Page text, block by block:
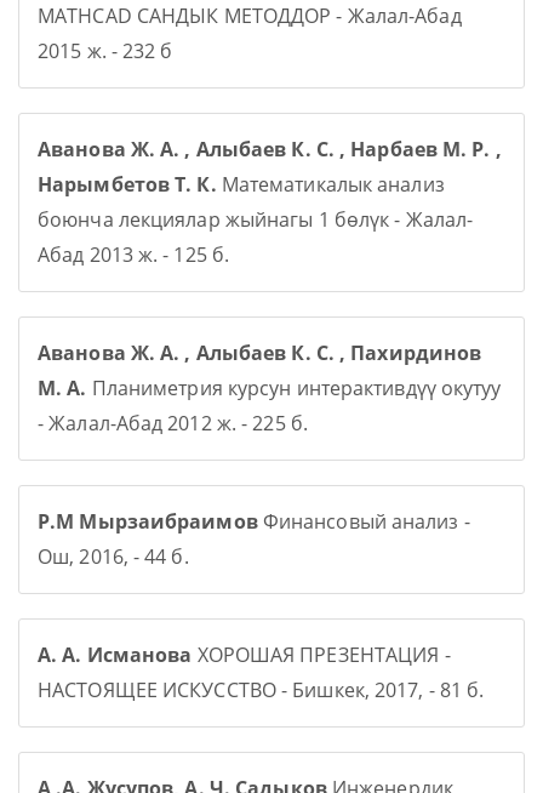
MATHCAD САНДЫК МЕТОДДОР - Жалал-Абад
2015 ж. - 232 б
Аванова Ж. А. , Алыбаев К. С. , Нарбаев М. Р. ,
Нарымбетов Т. К. Математикалык анализ
боюнча лекциялар жыйнагы 1 бөлүк - Жалал-
Абад 2013 ж. - 125 б.
Аванова Ж. А. , Алыбаев К. С. , Пахирдинов
М. А. Планиметрия курсун интерактивдүү окутуу
- Жалал-Абад 2012 ж. - 225 б.
Р.М МырзаибраимовФинансовый анализ -
Ош, 2016, - 44 б.
А. А. Исманова ХОРОШАЯ ПРЕЗЕНТАЦИЯ -
НАСТОЯЩЕЕ ИСКУССТВО - Бишкек, 2017, - 81 б.